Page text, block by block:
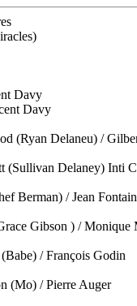
Davy
Davy
(Ryan Delaneu) /
(Sullivan Delaney) Inti
Berman) / Jean
Gibson ) / Monique
/ François Godin
(Mo) / Pierre Auger